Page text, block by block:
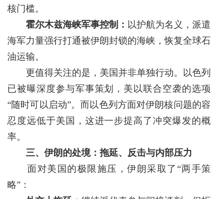
核门槛。
霍尔木兹海峡军事控制： 以护航为名义，派遣
海军力量强行打通被伊朗封锁的海峡，恢复全球石
油运输。
更值得关注的是，美国并非单独行动。以色列
已被曝深度参与军事策划，美以联合空袭的选项
“随时可以启动”。而以色列方面对伊朗核问题的容
忍度远低于美国，这进一步提高了冲突爆发的概
率。
三、伊朗的处境：拖延、反击与内部压力
面对美国的极限施压，伊朗采取了“两手策
略”：